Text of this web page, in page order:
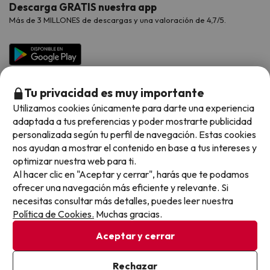
Viajes para grupos
Hoteles Galicia
Hoteles Salou
Chollos con Todo Incluido
Chollos en la playa
Hoteles con toboganes
Selección de la Newsletter
Los favoritos de nuestros clientes
Vacaciones en Agosto
Vacaciones en Octubre
Vacaciones en Noviembre
Preguntas frecuentes
Descarga GRATIS nuestra app
Más de 3 MILLONES de descargas y una valoración de 4,7/5.
Métodos de pago disponibles
Condiciones generales
Política de cookies
Tu privacidad es muy importante
Utilizamos cookies únicamente para darte una experiencia
adaptada a tus preferencias y poder mostrarte publicidad
personalizada según tu perfil de navegación. Estas cookies
nos ayudan a mostrar el contenido en base a tus intereses y
optimizar nuestra web para ti.
Al hacer clic en "Aceptar y cerrar", harás que te podamos
ofrecer una navegación más eficiente y relevante. Si
necesitas consultar más detalles, puedes leer nuestra
Política de Cookies. Muchas gracias.
Aceptar y cerrar
Rechazar